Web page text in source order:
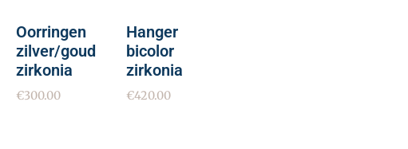
Oorringen
zilver/goud
zirkonia
€300.00
Hanger
bicolor
zirkonia
€420.00